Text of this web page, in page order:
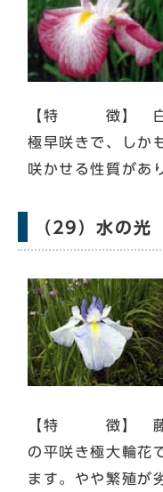
【特 徴】 白地
極早咲きで、しか
咲かせる性質があ
（29）水の光
【特 徴】 藤紫
の平咲き極大輪花
ます。やや繁殖が